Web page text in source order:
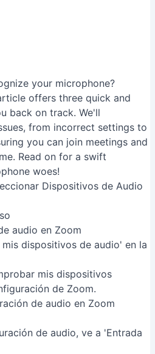
your microphone?
offers three quick and
back on track. We'll
from incorrect settings to
you can join meetings and
Read on for a swift
woes!
Dispositivos de Audio
audio en Zoom
dispositivos de audio' en la
de audio en Zoom
de audio, ve a 'Entrada